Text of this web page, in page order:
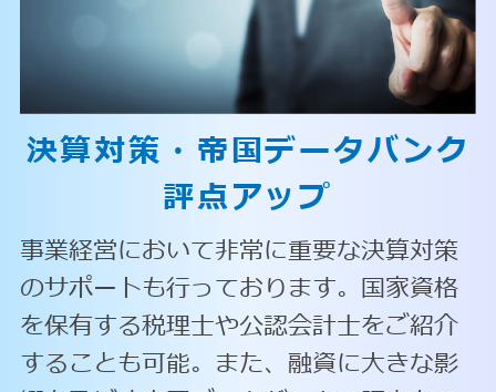
決算対策・ 帝国データバンク
評点アップ
事業経営において非常に重要な決算対策
のサポートも行っております。国家資格
を保有する税理士や公認会計士をご紹介
することも可能。また、融資に大きな影